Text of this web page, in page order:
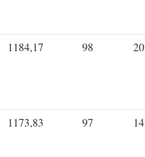
1184,17 98 20
1173,83 97 14